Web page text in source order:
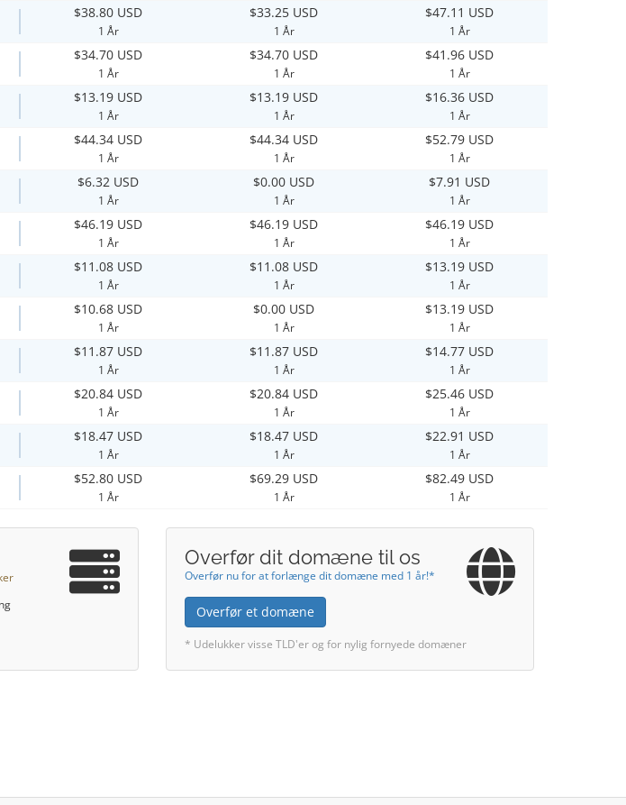
$38.80 USD
1 År
$33.25 USD
1 År
$47.11 USD
1 År
$34.70 USD
1 År
$34.70 USD
1 År
$41.96 USD
1 År
$13.19 USD
1 År
$13.19 USD
1 År
$16.36 USD
1 År
$44.34 USD
1 År
$44.34 USD
1 År
$52.79 USD
1 År
$6.32 USD
1 År
$0.00 USD
1 År
$7.91 USD
1 År
$46.19 USD
1 År
$46.19 USD
1 År
$46.19 USD
1 År
$11.08 USD
1 År
$11.08 USD
1 År
$13.19 USD
1 År
$10.68 USD
1 År
$0.00 USD
1 År
$13.19 USD
1 År
$11.87 USD
1 År
$11.87 USD
1 År
$14.77 USD
1 År
$20.84 USD
1 År
$20.84 USD
1 År
$25.46 USD
1 År
$18.47 USD
1 År
$18.47 USD
1 År
$22.91 USD
1 År
$52.80 USD
1 År
$69.29 USD
1 År
$82.49 USD
1 År
Overfør dit domæne til os
Overfør nu for at forlænge dit domæne med 1 år!*
Overfør et domæne
* Udelukker visse TLD'er og for nylig fornyede domæner